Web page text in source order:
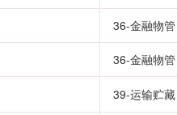
36-金融物管
36-金融物管
39-运输贮藏